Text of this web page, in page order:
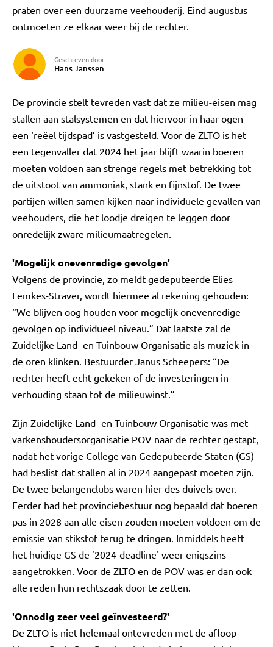
praten over een duurzame veehouderij. Eind augustus
ontmoeten ze elkaar weer bij de rechter.
Geschreven door
Hans Janssen
De provincie stelt tevreden vast dat ze milieu-eisen mag
stallen aan stalsystemen en dat hiervoor in haar ogen
een ‘reëel tijdspad’ is vastgesteld. Voor de ZLTO is het
een tegenvaller dat 2024 het jaar blijft waarin boeren
moeten voldoen aan strenge regels met betrekking tot
de uitstoot van ammoniak, stank en fijnstof. De twee
partijen willen samen kijken naar individuele gevallen van
veehouders, die het loodje dreigen te leggen door
onredelijk zware milieumaatregelen.
'Mogelijk onevenredige gevolgen'
Volgens de provincie, zo meldt gedeputeerde Elies
Lemkes-Straver, wordt hiermee al rekening gehouden:
“We blijven oog houden voor mogelijk onevenredige
gevolgen op individueel niveau.” Dat laatste zal de
Zuidelijke Land- en Tuinbouw Organisatie als muziek in
de oren klinken. Bestuurder Janus Scheepers: “De
rechter heeft echt gekeken of de investeringen in
verhouding staan tot de milieuwinst.”
Zijn Zuidelijke Land- en Tuinbouw Organisatie was met
varkenshoudersorganisatie POV naar de rechter gestapt,
nadat het vorige College van Gedeputeerde Staten (GS)
had beslist dat stallen al in 2024 aangepast moeten zijn.
De twee belangenclubs waren hier des duivels over.
Eerder had het provinciebestuur nog bepaald dat boeren
pas in 2028 aan alle eisen zouden moeten voldoen om de
emissie van stikstof terug te dringen. Inmiddels heeft
het huidige GS de '2024-deadline' weer enigszins
aangetrokken. Voor de ZLTO en de POV was er dan ook
alle reden hun rechtszaak door te zetten.
'Onnodig zeer veel geïnvesteerd?'
De ZLTO is niet helemaal ontevreden met de afloop